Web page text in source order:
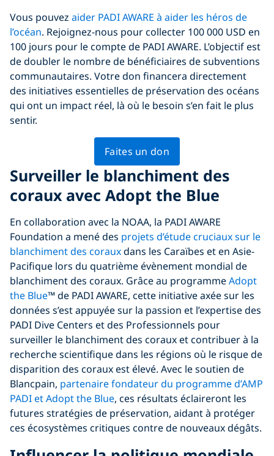
Vous pouvez aider PADI AWARE à aider les héros de
l’océan. Rejoignez-nous pour collecter 100 000 USD en
100 jours pour le compte de PADI AWARE. L’objectif est
de doubler le nombre de bénéficiaires de subventions
communautaires. Votre don financera directement
des initiatives essentielles de préservation des océans
qui ont un impact réel, là où le besoin s’en fait le plus
sentir.
Faites un don
Surveiller le blanchiment des
coraux avec Adopt the Blue
En collaboration avec la NOAA, la PADI AWARE
Foundation a mené des projets d’étude cruciaux sur le
blanchiment des corauxdans les Caraïbes et en Asie-
Pacifique lors du quatrième évènement mondial de
blanchiment des coraux. Grâce au programmeAdopt
the Blue™ de PADI AWARE, cette initiative axée sur les
données s’est appuyée sur la passion et l’expertise des
PADI Dive Centers et des Professionnels pour
surveiller le blanchiment des coraux et contribuer à la
recherche scientifique dans les régions où le risque de
disparition des coraux est élevé. Avec le soutien de
Blancpain, partenaire fondateur du programme d’AMP
PADI et Adopt the Blue, ces résultats éclaireront les
futures stratégies de préservation, aidant à protéger
ces écosystèmes critiques contre de nouveaux dégâts.